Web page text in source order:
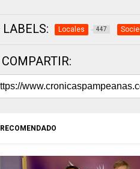
LABELS: Locales 447
COMPARTIR:
RECOMENDADO